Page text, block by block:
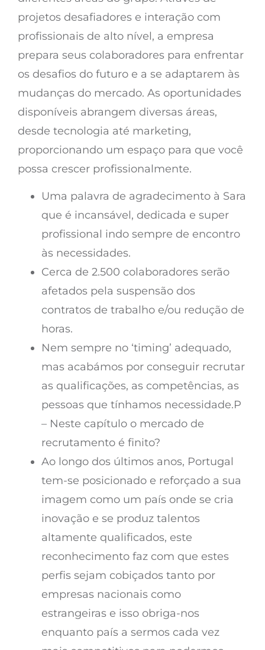
projetos desafiadores e interação com
profissionais de alto nível, a empresa
prepara seus colaboradores para enfrentar
os desafios do futuro e a se adaptarem às
mudanças do mercado. As oportunidades
disponíveis abrangem diversas áreas,
desde tecnologia até marketing,
proporcionando um espaço para que você
possa crescer profissionalmente.
Uma palavra de agradecimento à Sara
que é incansável, dedicada e super
profissional indo sempre de encontro
às necessidades.
Cerca de 2.500 colaboradores serão
afetados pela suspensão dos
contratos de trabalho e/ou redução de
horas.
Nem sempre no ‘timing’ adequado,
mas acabámos por conseguir recrutar
as qualificações, as competências, as
pessoas que tínhamos necessidade.P
– Neste capítulo o mercado de
recrutamento é finito?
Ao longo dos últimos anos, Portugal
tem-se posicionado e reforçado a sua
imagem como um país onde se cria
inovação e se produz talentos
altamente qualificados, este
reconhecimento faz com que estes
perfis sejam cobiçados tanto por
empresas nacionais como
estrangeiras e isso obriga-nos
enquanto país a sermos cada vez